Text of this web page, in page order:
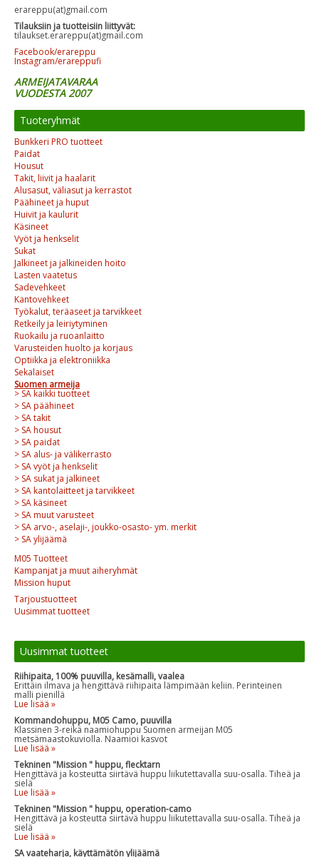
erareppu(at)gmail.com
Tilauksiin ja tuotteisiin liittyvät:
tilaukset.erareppu(at)gmail.com
Facebook/erareppu
Instagram/erareppufi
ARMEIJATAVARAA
VUODESTA 2007
Tuoteryhmät
Bunkkeri PRO tuotteet
Paidat
Housut
Takit, liivit ja haalarit
Alusasut, väliasut ja kerrastot
Päähineet ja huput
Huivit ja kaulurit
Käsineet
Vyöt ja henkselit
Sukat
Jalkineet ja jalkineiden hoito
Lasten vaatetus
Sadevehkeet
Kantovehkeet
Työkalut, teräaseet ja tarvikkeet
Retkeily ja leiriytyminen
Ruokailu ja ruoanlaitto
Varusteiden huolto ja korjaus
Optiikka ja elektroniikka
Sekalaiset
Suomen armeija
> SA kaikki tuotteet
> SA päähineet
> SA takit
> SA housut
> SA paidat
> SA alus- ja välikerrasto
> SA vyöt ja henkselit
> SA sukat ja jalkineet
> SA kantolaitteet ja tarvikkeet
> SA käsineet
> SA muut varusteet
> SA arvo-, aselaji-, joukko-osasto- ym. merkit
> SA ylijäämä
M05 Tuotteet
Kampanjat ja muut aiheryhmät
Mission huput
Tarjoustuotteet
Uusimmat tuotteet
Uusimmat tuotteet
Riihipaita, 100% puuvilla, kesämalli, vaalea
Erittäin ilmava ja hengittävä riihipaita lämpimään keliin. Perinteinen
malli pienillä
Lue lisää »
Kommandohuppu, M05 Camo, puuvilla
Klassinen 3-reikä naamiohuppu Suomen armeijan M05
metsämaastokuviolla. Naamioi kasvot
Lue lisää »
Tekninen "Mission " huppu, flecktarn
Hengittävä ja kosteutta siirtävä huppu liikutettavalla suu-osalla. Tiheä ja
sielä
Lue lisää »
Tekninen "Mission " huppu, operation-camo
Hengittävä ja kosteutta siirtävä huppu liikutettavalla suu-osalla. Tiheä ja
sielä
Lue lisää »
SA vaateharja, käyttämätön ylijäämä